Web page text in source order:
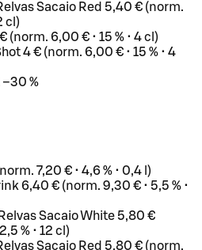
Sacaio Red 5,40 € (norm.
cl)
(norm. 6,00 € • 15 % • 4 cl)
4 € (norm. 6,00 € • 15 % • 4
%
7,20 € • 4,6 % • 0,4 l)
6,40 € (norm. 9,30 € • 5,5 % •
Sacaio White 5,80 €
% • 12 cl)
Sacaio Red 5,80 € (norm.